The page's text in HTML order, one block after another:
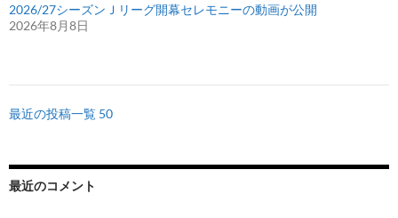
2026/27シーズンＪリーグ開幕セレモニーの動画が公開
2026年8月8日
最近の投稿一覧 50
最近のコメント